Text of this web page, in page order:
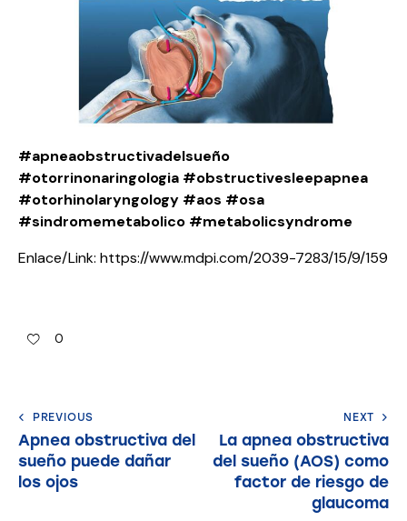
#apneaobstructivadelsueño
#otorrinonaringologia #obstructivesleepapnea
#otorhinolaryngology #aos #osa
#sindromemetabolico #metabolicsyndrome
Enlace/Link: https://www.mdpi.com/2039-7283/15/9/159
0
PREVIOUS
Apnea obstructiva del
sueño puede dañar
los ojos
NEXT
La apnea obstructiva
del sueño (AOS) como
factor de riesgo de
glaucoma